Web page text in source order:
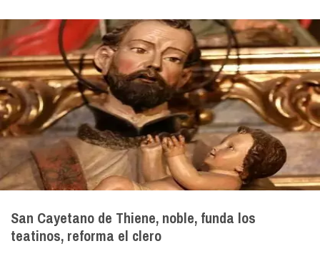
San Cayetano de Thiene, noble, funda los
teatinos, reforma el clero